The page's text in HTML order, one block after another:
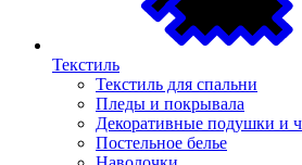
Текстиль
Текстиль для спальни
Пледы и покрывала
Декоративные подушки и
Постельное белье